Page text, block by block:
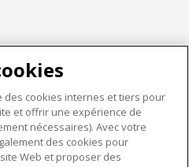
des cookies internes et tiers pour
et offrir une expérience de
nécessaires). Avec votre
des cookies pour
Web et proposer des